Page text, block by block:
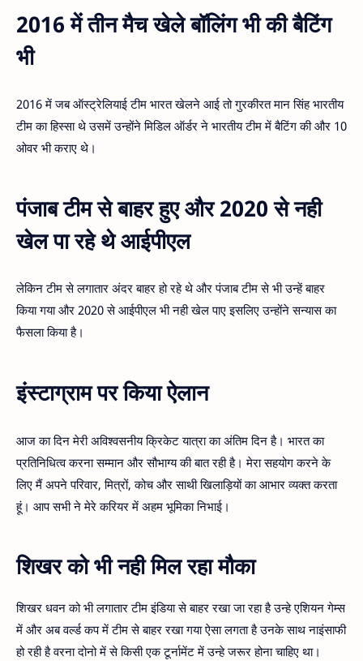
2016 में तीन मैच खेले बॉलिंग भी की बैटिंग
भी
2016 में जब ऑस्ट्रेलियाई टीम भारत खेलने आई तो गुरकीरत मान सिंह भारतीय
टीम का हिस्सा थे उसमें उन्होंने मिडिल ऑर्डर ने भारतीय टीम में बैटिंग की और 10
ओवर भी कराए थे।
पंजाब टीम से बाहर हुए और 2020 से नही
खेल पा रहे थे आईपीएल
लेकिन टीम से लगातार अंदर बाहर हो रहे थे और पंजाब टीम से भी उन्हें बाहर
किया गया और 2020 से आईपीएल भी नही खेल पाए इसलिए उन्होंने सन्यास का
फैसला किया है।
इंस्टाग्राम पर किया ऐलान
आज का दिन मेरी अविश्वसनीय क्रिकेट यात्रा का अंतिम दिन है। भारत का
प्रतिनिधित्व करना सम्मान और सौभाग्य की बात रही है। मेरा सहयोग करने के
लिए मैं अपने परिवार, मित्रों, कोच और साथी खिलाड़ियों का आभार व्यक्त करता
हूं। आप सभी ने मेरे करियर में अहम भूमिका निभाई।
शिखर को भी नही मिल रहा मौका
शिखर धवन को भी लगातार टीम इंडिया से बाहर रखा जा रहा है उन्हे एशियन गेम्स
में और अब वर्ल्ड कप में टीम से बाहर रखा गया ऐसा लगता है उनके साथ नाइंसाफी
हो रही है वरना दोनो में से किसी एक टूर्नामेंट में उन्हे जरूर होना चाहिए था।